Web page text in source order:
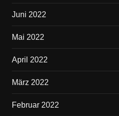
Juni 2022
Mai 2022
April 2022
März 2022
Februar 2022